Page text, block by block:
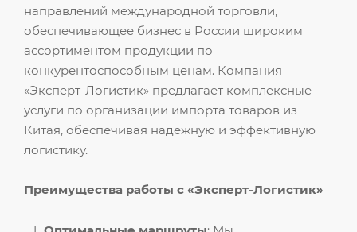
направлений международной торговли,
обеспечивающее бизнес в России широким
ассортиментом продукции по
конкурентоспособным ценам. Компания
«Эксперт-Логистик» предлагает комплексные
услуги по организации импорта товаров из
Китая, обеспечивая надежную и эффективную
логистику.
Преимущества работы с «Эксперт-Логистик»